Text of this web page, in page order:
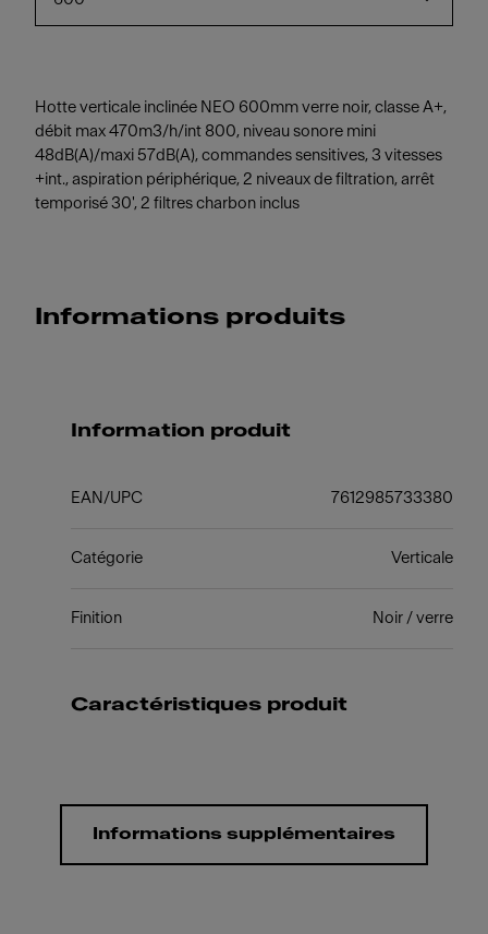
Hotte verticale inclinée NEO 600mm verre noir, classe A+,
débit max 470m3/h/int 800, niveau sonore mini
48dB(A)/maxi 57dB(A), commandes sensitives, 3 vitesses
+int., aspiration périphérique, 2 niveaux de filtration, arrêt
temporisé 30', 2 filtres charbon inclus
Informations produits
Information produit
EAN/UPC 7612985733380
Catégorie Verticale
Finition Noir / verre
Caractéristiques produit
Informations supplémentaires